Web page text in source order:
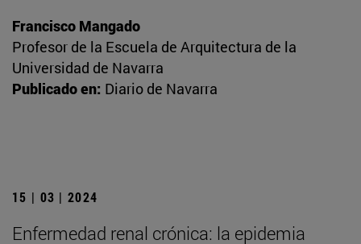
Francisco Mangado
Profesor de la Escuela de Arquitectura de la
Universidad de Navarra
Publicado en: Diario de Navarra
15 | 03 | 2024
Enfermedad renal crónica: la epidemia